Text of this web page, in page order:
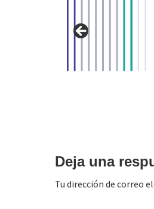
lectores
Deja una
Tu dirección de correo